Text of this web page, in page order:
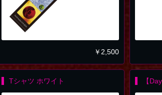
￥ 2,500
Tシャツ ホワイト 【